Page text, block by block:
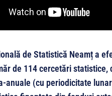
de Statistică Neamț a
de 114 cercetări
anuale (cu periodicitate